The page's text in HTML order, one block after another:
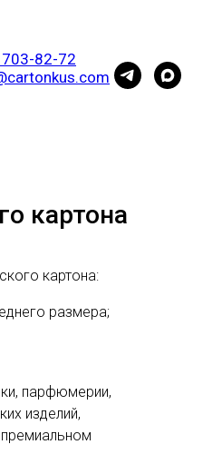
82-72
картона
картона:
размера;
парфюмерии,
изделий,